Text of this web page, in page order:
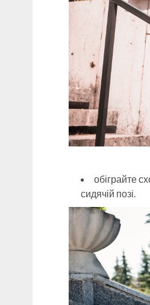
обіграйте
сидячій позі.